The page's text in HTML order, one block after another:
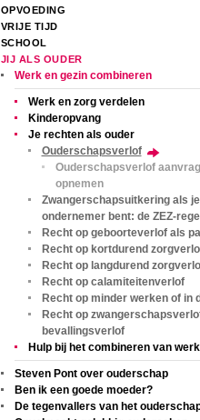
OPVOEDING
VRIJE TIJD
SCHOOL
JIJ ALS OUDER
Werk en gezin combineren
Werk en zorg verdelen
Kinderopvang
Je rechten als ouder
Ouderschapsverlof
Ouderschapsverlof
opnemen
Zwangerschapsuitkering als
ondernemer bent: de ZEZ-
Recht op geboorteverlof als
Recht op kortdurend
Recht op langdurend
Recht op calamiteitenverlof
Recht op minder werken of in
Recht op
bevallingsverlof
Hulp bij het combineren van
Steven Pont over ouderschap
Ben ik een goede moeder?
De tegenvallers van het